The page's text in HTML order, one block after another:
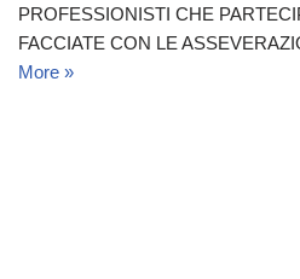
PROFESSIONISTI CHE
FACCIATE CON LE
More »